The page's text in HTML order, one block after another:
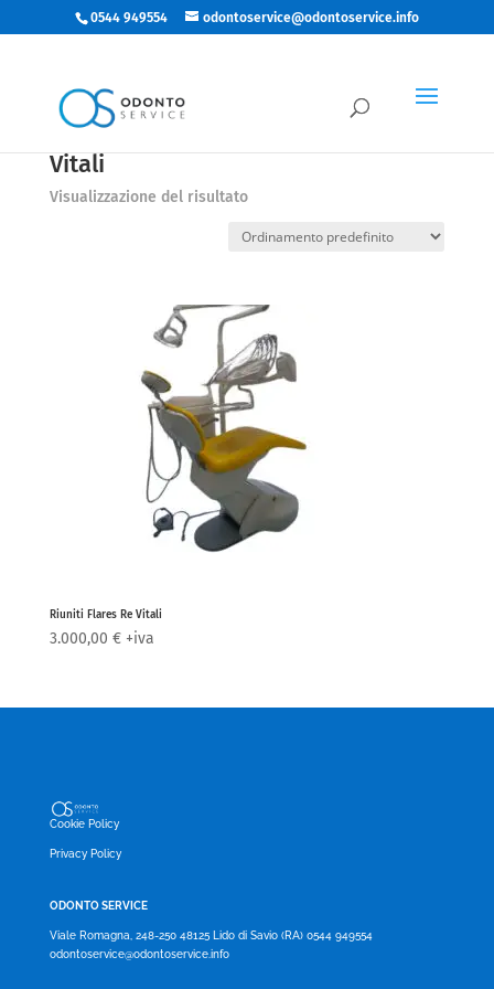
0544 949554 odontoservice@odontoservice.info
Vitali
Visualizzazione del risultato
Riuniti Flares Re Vitali
3.000,00 € +iva
Cookie Policy
Privacy Policy
ODONTO SERVICE
Viale Romagna, 248-250 48125 Lido di Savio (RA) 0544 949554
odontoservice@odontoservice.info